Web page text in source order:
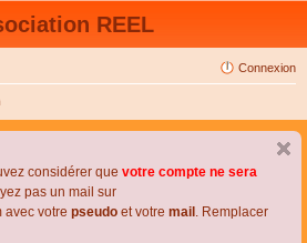
REEL
Connexion
considérer que votre compte ne sera
pas un mail sur
avec votre pseudo et votre mail . Remplacer